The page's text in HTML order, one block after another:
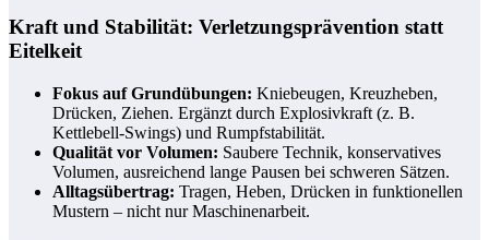
Kraft und Stabilität: Verletzungsprävention statt
Eitelkeit
Fokus auf Grundübungen: Kniebeugen, Kreuzheben,
Drücken, Ziehen. Ergänzt durch Explosivkraft (z. B.
Kettlebell-Swings) und Rumpfstabilität.
Qualität vor Volumen: Saubere Technik, konservatives
Volumen, ausreichend lange Pausen bei schweren Sätzen.
Alltagsübertrag: Tragen, Heben, Drücken in funktionellen
Mustern – nicht nur Maschinenarbeit.